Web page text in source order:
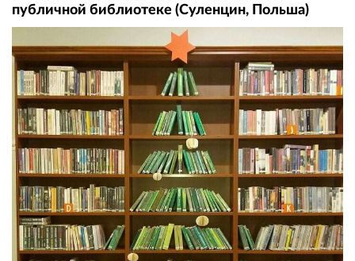
публичной библиотеке (Суленцин, Польша)